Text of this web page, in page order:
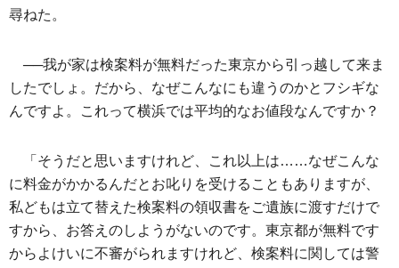
尋ねた。
──我が家は検案料が無料だった東京から引っ越して来ま
したでしょ。だから、なぜこんなにも違うのかとフシギな
んですよ。これって横浜では平均的なお値段なんですか？
「そうだと思いますけれど、これ以上は……なぜこんな
に料金がかかるんだとお叱りを受けることもありますが、
私どもは立て替えた検案料の領収書をご遺族に渡すだけで
すから、お答えのしようがないのです。東京都が無料です
からよけいに不審がられますけれど、検案料に関しては警